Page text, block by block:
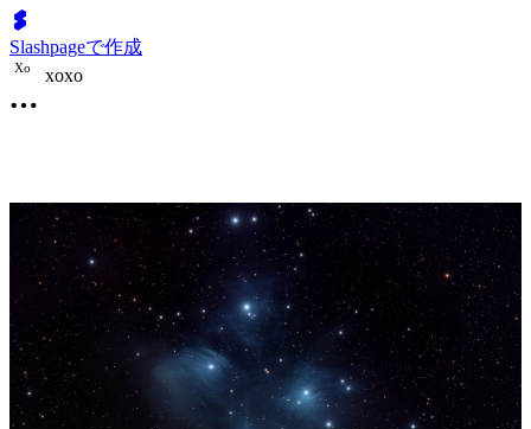
Slashpageで作成
Xo xoxo